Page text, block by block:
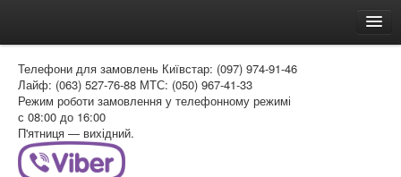
Доставка и оплата
Как заказать
Контакти
Таблиця розмірів
Телефони для замовлень Київстар: (097) 974-91-46
Лайф: (063) 527-76-88 МТС: (050) 967-41-33
Режим роботи замовлення у телефонному режимі
с 08:00 до 16:00
П'ятниця — вихідний.